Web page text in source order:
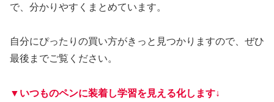
で、分かりやすくまとめています。
自分にぴったりの買い方がきっと見つかりますので、ぜひ
最後までご覧ください。
▼いつものペンに装着し学習を見える化します↓